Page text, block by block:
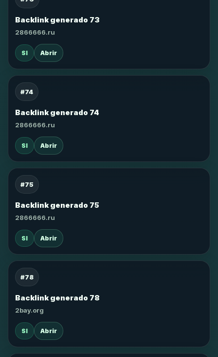
Backlink generado 73
2866666.ru
SI Abrir
#74
Backlink generado 74
2866666.ru
SI Abrir
#75
Backlink generado 75
2866666.ru
SI Abrir
#78
Backlink generado 78
2bay.org
SI Abrir